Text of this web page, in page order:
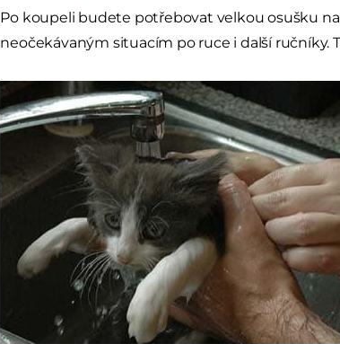
Po koupeli budete potřebovat velkou osušku
neočekávaným situacím po ruce i další